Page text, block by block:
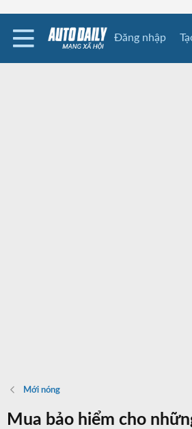
Đăng nhập
Mới nóng
Mua bảo hiểm cho